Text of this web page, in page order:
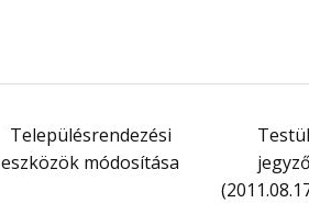
Településrendezési
eszközök módosítása